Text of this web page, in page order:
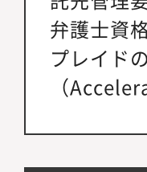
弁護士資
プレイド
（